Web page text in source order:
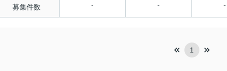
募集件数 - - -
1